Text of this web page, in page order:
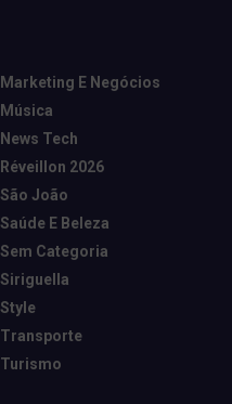
Marketing E Negócios
Música
News Tech
Réveillon 2026
São João
Saúde E Beleza
Sem Categoria
Siriguella
Style
Transporte
Turismo